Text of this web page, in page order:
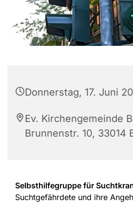
Donnerstag, 17. Juni
Ev. Kirchengemeinde
Brunnenstr. 10, 33014
Selbsthilfegruppe für
Suchtgefährdete und ihre